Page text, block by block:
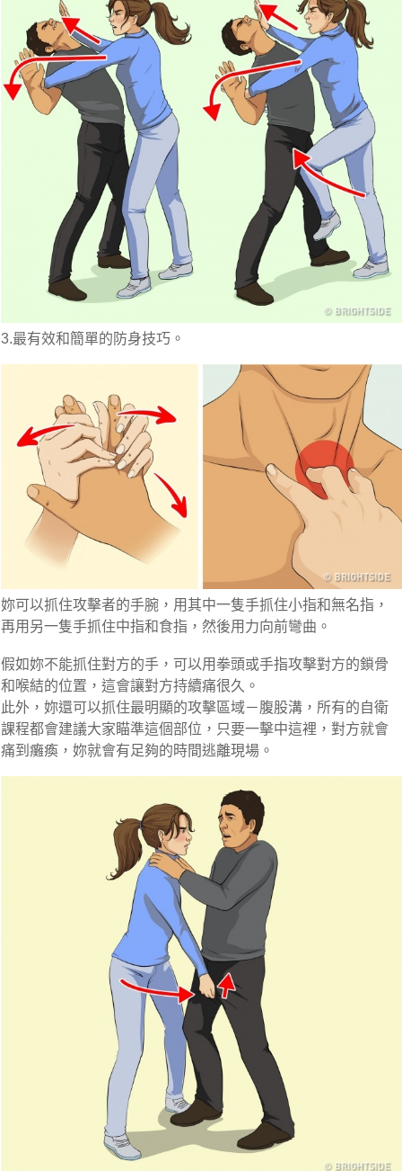
3.最有效和簡單的防身技巧。
妳可以抓住攻擊者的手腕，用其中一隻手抓住小指和無名指，
再用另一隻手抓住中指和食指，然後用力向前彎曲。
假如妳不能抓住對方的手， 可以用拳頭或手指攻擊對方的鎖骨
和喉結的位置 ，這會讓對方持續痛很久。
此外，妳還可以抓住最明顯的攻擊區域－腹股溝 ，所有的自衛
課程都會建議大家瞄準這個部位，只要一擊中這裡，對方就會
痛到癱瘓，妳就會有足夠的時間逃離現場。